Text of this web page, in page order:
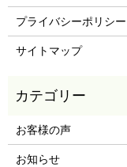
プライバシーポリシー
サイトマップ
お客様の声
お知らせ